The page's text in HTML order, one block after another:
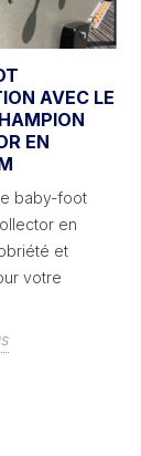
AVEC LE
EN
baby-foot
en
et
votre